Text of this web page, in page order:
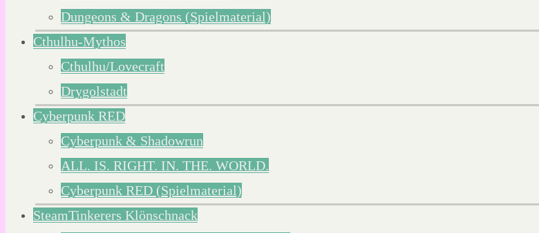
Dungeons & Dragons (Spielmaterial)
Cthulhu-Mythos
Cthulhu/Lovecraft
Drygolstadt
Cyberpunk RED
Cyberpunk & Shadowrun
ALL. IS. RIGHT. IN. THE. WORLD.
Cyberpunk RED (Spielmaterial)
SteamTinkerers Klönschnack